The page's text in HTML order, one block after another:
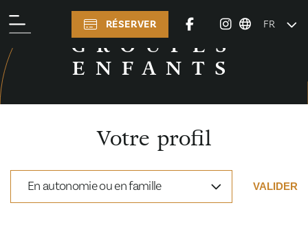
RÉSERVER FR
PRÉPARER VOTRE VISITE
GROUPES
ENFANTS
Votre profil
En autonomie ou en famille VALIDER